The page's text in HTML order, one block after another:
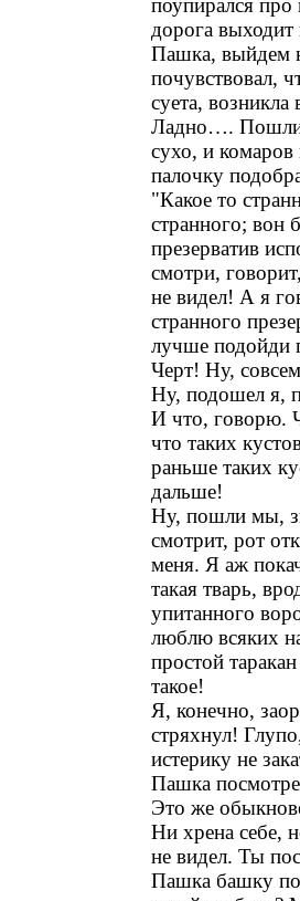
поупирался про
дорога
Пашка, выйдем
почувствовал,
суета,
Ладно…. Пошли
сухо, и
палочку
"Какое то
странного; вон
презерватив
смотри,
не видел! А я
странного
лучше подойди
Черт! Ну,
Ну, подошел я,
И что, говорю.
что таких
раньше таких
дальше!
Ну, пошли мы,
смотрит, рот
меня. Я аж
такая тварь,
упитанного
люблю всяких
простой
такое!
Я, конечно,
стряхнул!
истерику не
Пашка
Это же
Ни хрена себе,
не видел. Ты
Пашка башку